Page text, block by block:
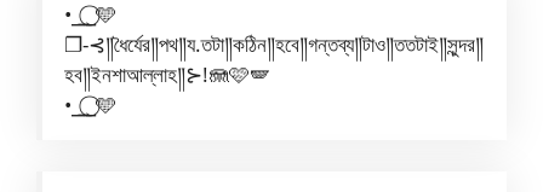
•⎯͢⎯⃝🩵
❐-⊰༎ধৈর্যের༎পথ༎য.তটা༎কঠিন༎হবে༎গন্তব্য༎টাও༎ততটাই༎সুন্দর༎
হব༎ইনশাআল্লাহ༎⊱!🪼🩷🪽
•⎯͢⎯⃝🩵